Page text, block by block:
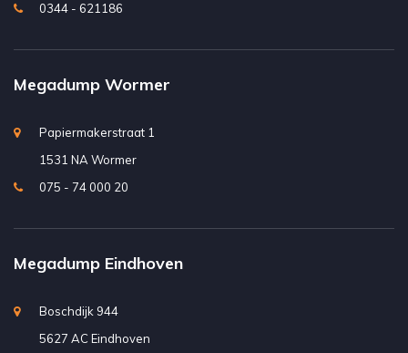
0344 - 621186
Megadump Wormer
Papiermakerstraat 1
1531 NA Wormer
075 - 74 000 20
Megadump Eindhoven
Boschdijk 944
5627 AC Eindhoven